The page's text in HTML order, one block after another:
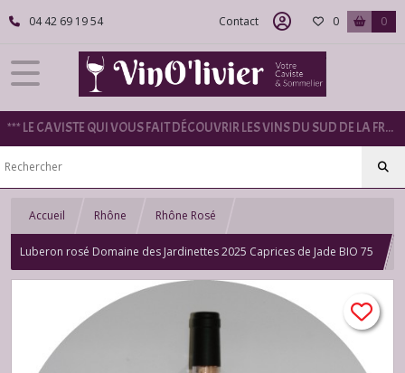
04 42 69 19 54 Contact 0 0
*** LE CAVISTE QUI VOUS FAIT DÉCOUVRIR LES VINS DU SUD DE LA FRANCE ***
Accueil Rhône Rhône Rosé
Luberon rosé Domaine des Jardinettes 2025 Caprices de Jade BIO 75